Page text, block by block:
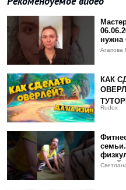
нужна
Агапова
КАК
Rudox
детей